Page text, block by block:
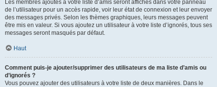
Les membres ajoutés à votre liste d’amis seront affichés dans votre panneau
de l’utilisateur pour un accès rapide, voir leur état de connexion et leur envoyer
des messages privés. Selon les thèmes graphiques, leurs messages peuvent
être mis en valeur. Si vous ajoutez un utilisateur à votre liste d’ignorés, tous ses
messages seront masqués par défaut.
Haut
Comment puis-je ajouter/supprimer des utilisateurs de ma liste d’amis ou
d’ignorés ?
Vous pouvez ajouter des utilisateurs à votre liste de deux manières. Dans le